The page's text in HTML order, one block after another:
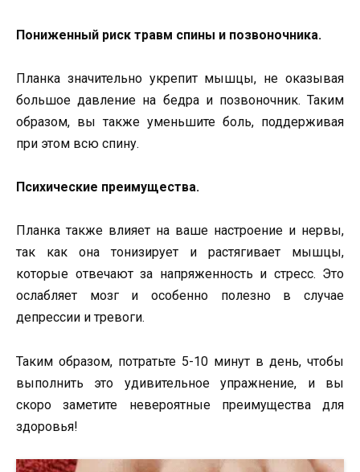
Пониженный риск травм спины и позвоночника.
Планка значительно укрепит мышцы, не оказывая
большое давление на бедра и позвоночник. Таким
образом, вы также уменьшите боль, поддерживая
при этом всю спину.
Психические преимущества.
Планка также влияет на ваше настроение и нервы,
так как она тонизирует и растягивает мышцы,
которые отвечают за напряженность и стресс. Это
ослабляет мозг и особенно полезно в случае
депрессии и тревоги.
Таким образом, потратьте 5-10 минут в день, чтобы
выполнить это удивительное упражнение, и вы
скоро заметите невероятные преимущества для
здоровья!